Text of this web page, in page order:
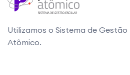
Utilizamos o Sistema de Gestão
Atômico.